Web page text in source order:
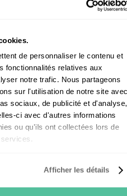
de personnaliser le contenu et
fonctionnalités relatives aux
notre trafic. Nous partageons
sur l'utilisation de notre site
sociaux, de publicité et d'analyse,
ci avec d'autres informations
ou qu'ils ont collectées lors de
Afficher les détails
% d'énergie supplémentaire
les prix et les informations
Performance :
3 DC et
3 DC